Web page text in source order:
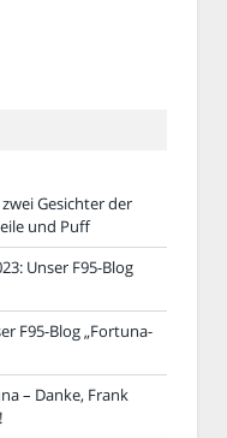
Gesichter der
und Puff
Unser F95-Blog
F95-Blog „Fortuna-
– Danke, Frank